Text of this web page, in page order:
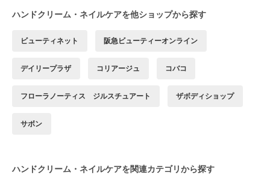
ハンドクリーム・ネイルケアを他ショップから探す
ビューティネット 阪急ビューティーオンライン
デイリープラザ コリアージュ コバコ
フローラノーティス ジルスチュアート ザボディショップ
サボン
ハンドクリーム・ネイルケアを関連カテゴリから探す